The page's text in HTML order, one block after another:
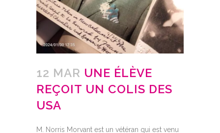
12 MAR UNE ÉLÈVE
REÇOIT UN COLIS DES
USA
M. Norris Morvant est un vétéran qui est venu